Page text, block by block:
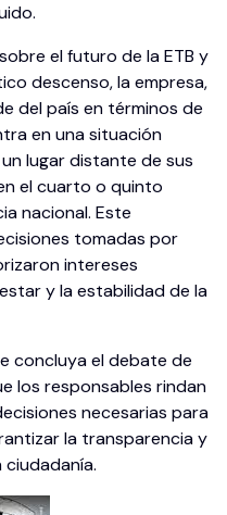
el futuro de la ETB y
descenso, la empresa,
del país en términos de
en una situación
lugar distante de sus
el cuarto o quinto
nacional. Este
tomadas por
intereses
y la estabilidad de la
concluya el debate de
los responsables rindan
necesarias para
la transparencia y